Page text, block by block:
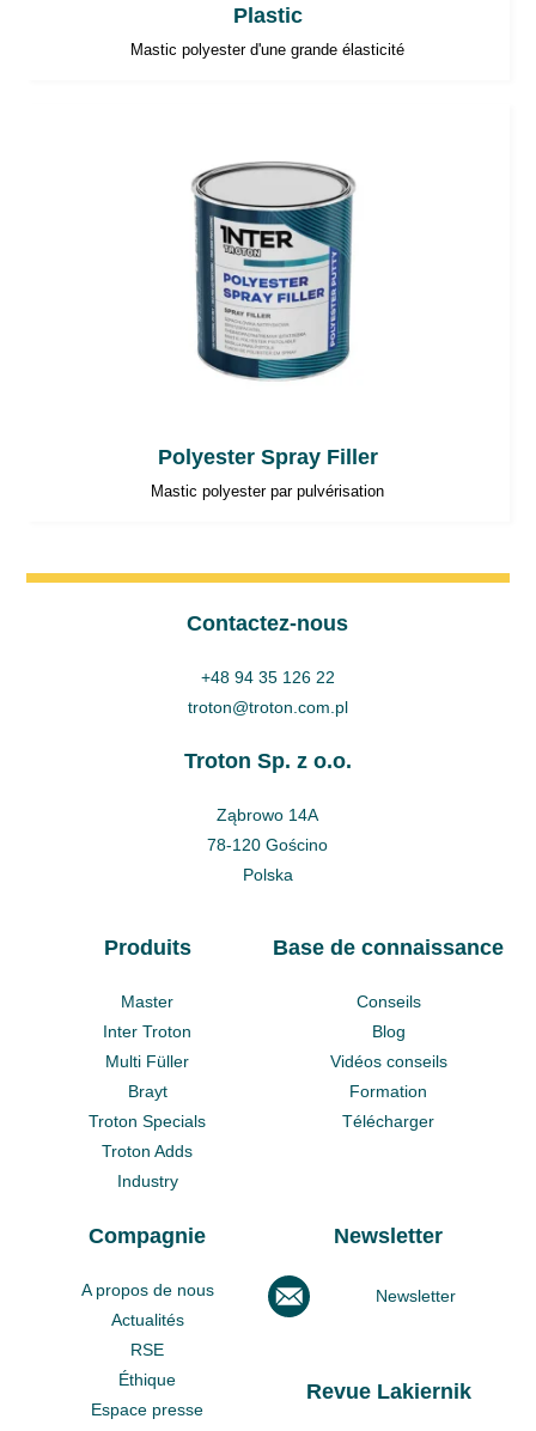
Plastic
Mastic polyester d'une grande élasticité
Polyester Spray Filler
Mastic polyester par pulvérisation
Contactez-nous
+48 94 35 126 22
troton@troton.com.pl
Troton Sp. z o.o.
Ząbrowo 14A
78-120 Gościno
Polska
Produits
Master
Inter Troton
Multi Füller
Brayt
Troton Specials
Troton Adds
Industry
Base de connaissance
Conseils
Blog
Vidéos conseils
Formation
Télécharger
Compagnie
A propos de nous
Actualités
RSE
Éthique
Espace presse
Newsletter
Newsletter
Revue Lakiernik